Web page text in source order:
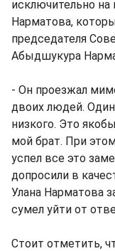
исключительно на
Нарматова,
председателя
Абыдшукура
- Он проезжал
двоих людей.
низкого. Это
мой брат. При
успел все это
допросили в
Улана Нарматова
сумел уйти от
Стоит отметить,